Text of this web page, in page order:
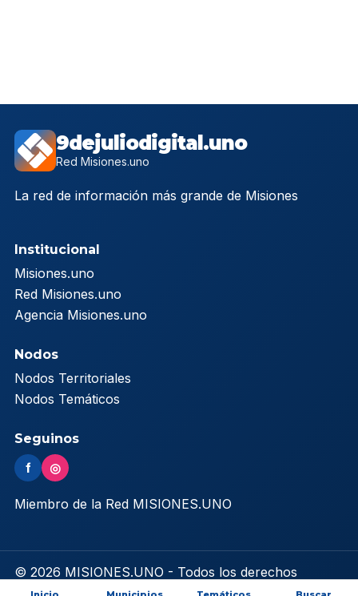
9dejuliodigital.uno
Red Misiones.uno
La red de información más grande de Misiones
Institucional
Misiones.uno
Red Misiones.uno
Agencia Misiones.uno
Nodos
Nodos Territoriales
Nodos Temáticos
Seguinos
f ◎
Miembro de la Red MISIONES.UNO
© 2026 MISIONES.UNO - Todos los derechos
reservados